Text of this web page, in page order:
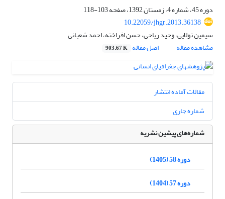
دوره 45، شماره 4، زمستان 1392، صفحه
103-118
10.22059/jhgr.2013.36138
سیمین تولایی، وحید ریاحی، حسن افراخته، احمد شعبانی
مشاهده مقاله
اصل مقاله 903.67 K
مقالات آماده انتشار
شماره جاری
شماره‌های پیشین نشریه
دوره 58 (1405)
دوره 57 (1404)